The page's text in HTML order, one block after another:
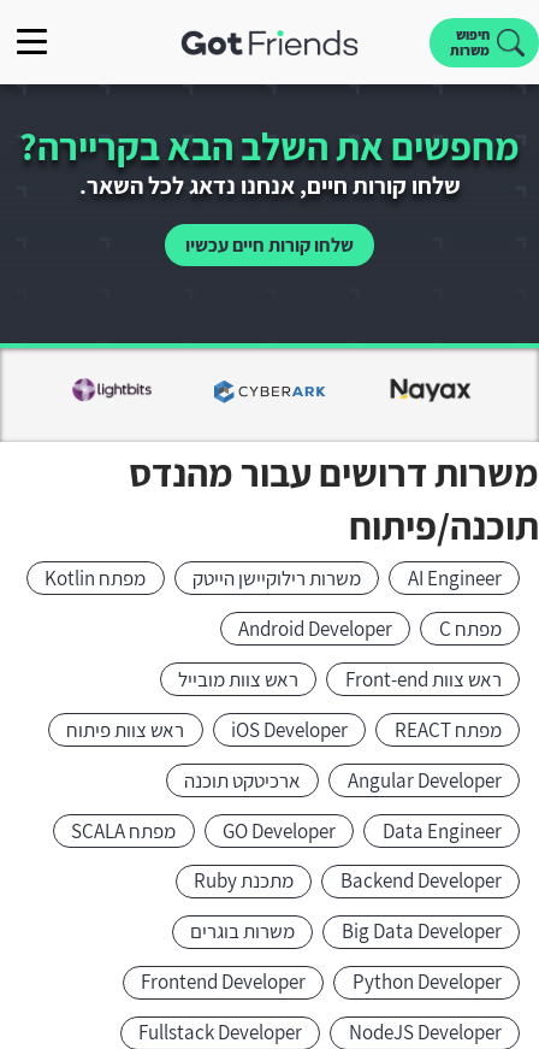
חיפוש
משרות
מחפשים את השלב הבא בקריירה?
שלחו קורות חיים, אנחנו נדאג לכל השאר.
שלחו קורות חיים עכשיו
משרות דרושים עבור מהנדס
תוכנה/פיתוח
AI Engineer משרות רילוקיישן הייטק
מפתח Kotlin
מפתח C
Android Developer
ראש צוות Front-end
ראש צוות מובייל
מפתח REACT
iOS Developer
ראש צוות פיתוח
Angular Developer
ארכיטקט תוכנה
Data Engineer
GO Developer
מפתח SCALA
Backend Developer
מתכנת Ruby
Big Data Developer
משרות בוגרים
Python Developer
Frontend Developer
NodeJS Developer
Fullstack Developer